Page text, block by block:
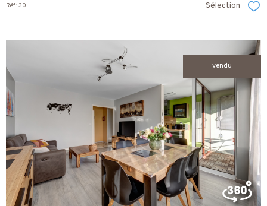
Réf : 30 Sélection
vendu
voir le
bien